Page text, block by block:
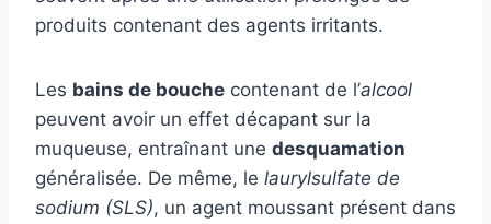
produits contenant des agents irritants.
Les bains de bouche contenant de l’alcool
peuvent avoir un effet décapant sur la
muqueuse, entraînant une desquamation
généralisée. De même, le laurylsulfate de
sodium (SLS), un agent moussant présent dans